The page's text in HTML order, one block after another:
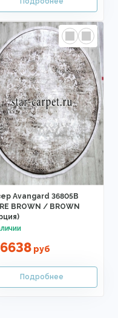
Avangard 36805B
BROWN / BROWN
6638руб